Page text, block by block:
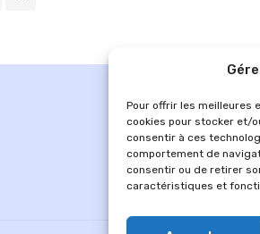
Pour offrir les meilleures
cookies pour stocker et/
consentir à ces
comportement de
consentir ou de retirer
caractéristiques et